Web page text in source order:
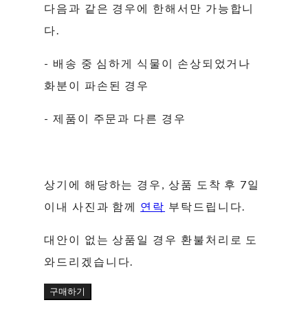
다음과 같은 경우에 한해서만 가능합니
다.
- 배송 중 심하게 식물이 손상되었거나
화분이 파손된 경우
- 제품이 주문과 다른 경우
상기에 해당하는 경우, 상품 도착 후 7일
이내 사진과 함께 연락 부탁드립니다.
대안이 없는 상품일 경우 환불처리로 도
와드리겠습니다.
구매하기